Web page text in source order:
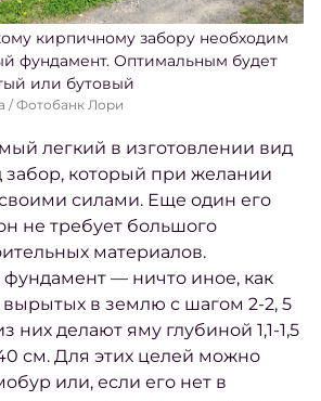
кирпичному забору необходим
фундамент. Оптимальным будет
или бутовый
/ Фотобанк Лори
легкий в изготовлении вид
который при желании
силами. Еще один его
не требует большого
материалов.
— ничто иное, как
вырытых в землю с шагом 2-2, 5
них делают яму глубиной 1,1-1,5
см. Для этих целей можно
или, если его нет в